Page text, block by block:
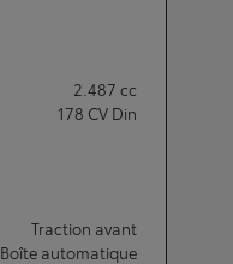
2.487 cc
178 CV Din
Traction avant
Boîte automatique